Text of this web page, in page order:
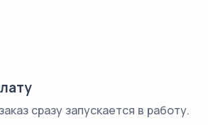
сразу запускается в работу.